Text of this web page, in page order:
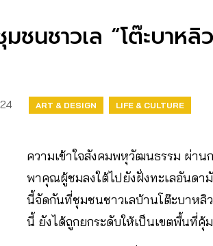
ชนชาวเล “โต๊ะบา
ART & DESIGN LIFE & CULTURE
ความเข้าใจสังคมพหุวัฒนธรรม ผ่า
พาคุณผู้ชมลงใต้ไปยังฝั่งทะเลอันดา
นี้จัดกันที่ชุมชนชาวเลบ้านโต๊ะบาหลิ
นี้ ยังได้ถูกยกระดับให้เป็นเขตพื้นที่